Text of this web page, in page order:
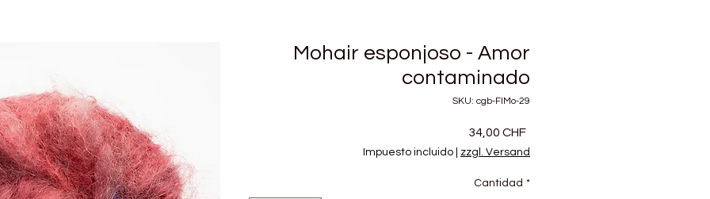
Mohair esponjoso - Amor
contaminado
SKU: cgb-FlMo-29
34,00 CHFPrecio
Impuesto incluido zzgl. Versand
Cantidad *